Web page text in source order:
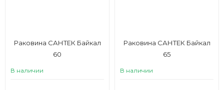
Раковина САНТЕК Байкал
60
В наличии
Раковина САНТЕК Байкал
65
В наличии